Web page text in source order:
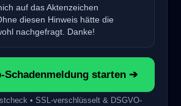
auf das Aktenzeichen
diesen Hinweis hätte die
nachgefragt. Danke!
Schadenmeldung starten ➔
• SSL-verschlüsselt & DSGVO-